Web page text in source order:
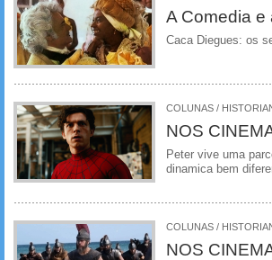
A Comedia e
Caca Diegues: os
COLUNAS /
NOS
Peter vive uma
dinamica bem
COLUNAS /
NOS